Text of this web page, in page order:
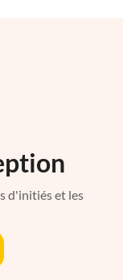
d'initiés et les